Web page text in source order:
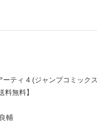
ティ 4 (ジャンプコミック
料無料】
輔